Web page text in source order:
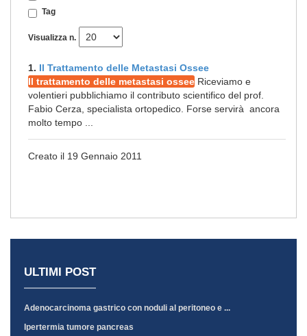
Tag
Visualizza n.
1. Il Trattamento delle Metastasi Ossee
Il trattamento delle metastasi ossee Riceviamo e
volentieri pubblichiamo il contributo scientifico del prof.
Fabio Cerza, specialista ortopedico. Forse servirà ancora
molto tempo ...
Creato il 19 Gennaio 2011
ULTIMI POST
Adenocarcinoma gastrico con noduli al peritoneo e ...
Ipertermia tumore pancreas